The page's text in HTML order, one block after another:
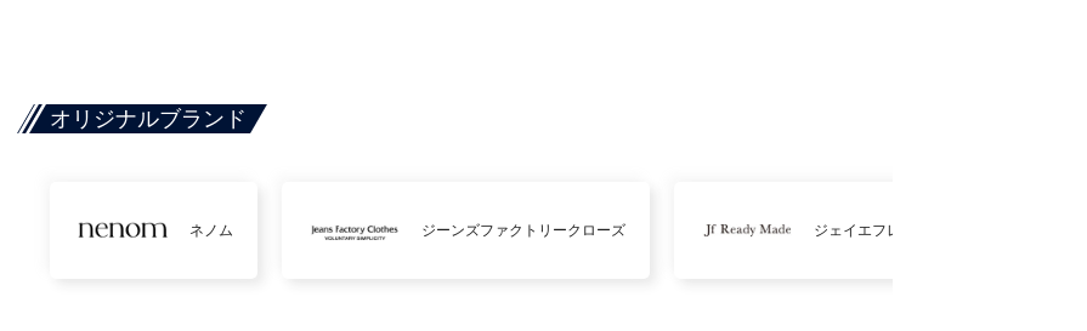
オリジナルブランド
ネノム ジーンズファクトリークローズ ジェイエフレディメイド